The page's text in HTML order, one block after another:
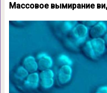
Массовое вымирание